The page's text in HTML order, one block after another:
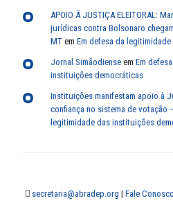
APOIO À JUSTIÇA ELEITORAL:
jurídicas contra Bolsonaro
MT em Em defesa da
Jornal Simãodiense em Em
instituições democráticas
Instituições manifestam apoio à
confiança no sistema de votação
legitimidade das instituições
secretaria@abradep.org | Fale Conosco